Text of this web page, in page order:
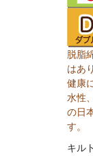
脱脂
はあ
健康
水性
の日
す。
キル